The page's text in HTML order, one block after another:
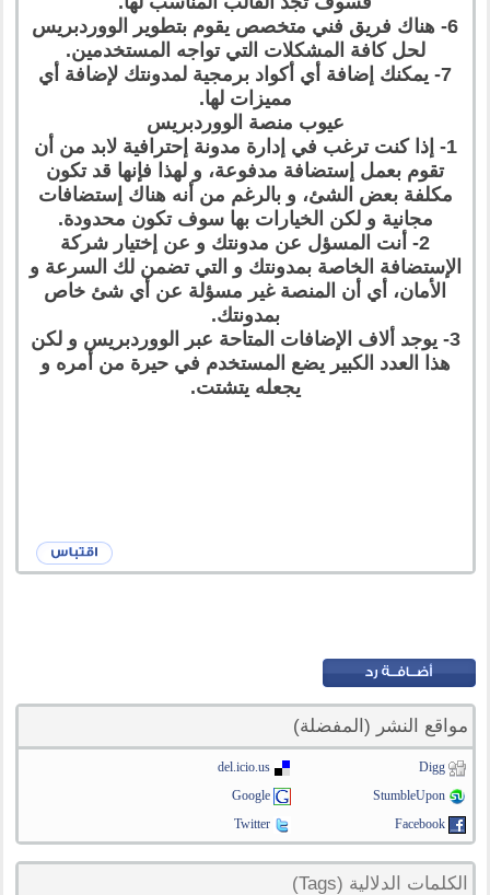
6- هناك فريق فني متخصص يقوم بتطوير الووردبريس
لحل كافة المشكلات التي تواجه المستخدمين.
7- يمكنك إضافة أي أكواد برمجية لمدونتك لإضافة أي
مميزات لها.
عيوب منصة الووردبريس
1- إذا كنت ترغب في إدارة مدونة إحترافية لابد من أن
تقوم بعمل إستضافة مدفوعة، و لهذا فإنها قد تكون
مكلفة بعض الشئ، و بالرغم من أنه هناك إستضافات
مجانية و لكن الخيارات بها سوف تكون محدودة.
2- أنت المسؤل عن مدونتك و عن إختيار شركة
الإستضافة الخاصة بمدونتك و التي تضمن لك السرعة و
الأمان، أي أن المنصة غير مسؤلة عن أي شئ خاص
بمدونتك.
3- يوجد ألاف الإضافات المتاحة عبر الووردبريس و لكن
هذا العدد الكبير يضع المستخدم في حيرة من أمره و
يجعله يتشتت.
مواقع النشر (المفضلة)
Digg
del.icio.us
StumbleUpon
Google
Facebook
Twitter
الكلمات الدلالية (Tags)